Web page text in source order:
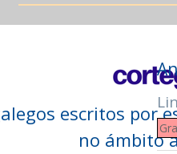
escritos por
no ámbito